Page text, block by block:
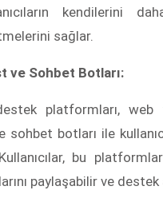
kendilerini
sağlar.
ve Sohbet Botları:
platformları, web
botları ile
bu platformlar
paylaşabilir ve destek